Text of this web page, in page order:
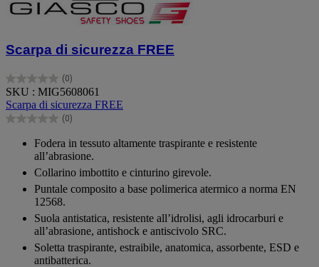
Scarpa di sicurezza FREE
(0)
0.0
su
5
stelle.
SKU : MIG5608061
Scarpa di sicurezza FREE
(0)
0.0
Fodera in tessuto altamente traspirante e resistente
all’abrasione.
Collarino imbottito e cinturino girevole.
Puntale composito a base polimerica atermico a norma EN
12568.
Suola antistatica, resistente all’idrolisi, agli idrocarburi e
all’abrasione, antishock e antiscivolo SRC.
Soletta traspirante, estraibile, anatomica, assorbente, ESD e
antibatterica.